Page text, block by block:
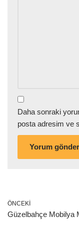
Daha sonraki
posta adresim ve
ÖNCEKI
Güzelbahçe Mobilya